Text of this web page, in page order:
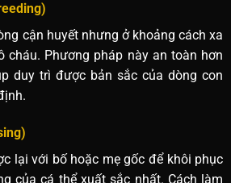
cận huyết nhưng ở khoảng cách xa
cháu. Phương pháp này an toàn hơn
duy trì được bản sắc của dòng con
lại với bố hoặc mẹ gốc để khôi phục
của cá thể xuất sắc nhất. Cách làm